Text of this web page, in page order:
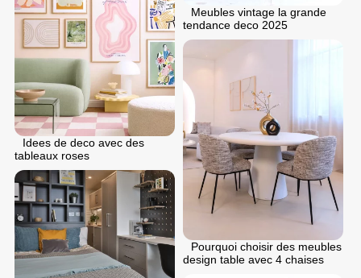
Meubles vintage la grande
tendance deco 2025
Idees de deco avec des
tableaux roses
Pourquoi choisir des meubles
design table avec 4 chaises